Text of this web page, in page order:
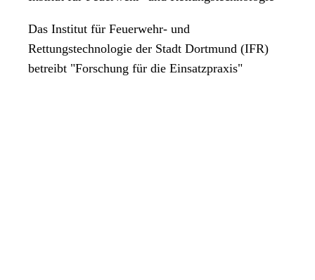
Das Institut für Feuerwehr- und
Rettungstechnologie der Stadt Dortmund (IFR)
betreibt "Forschung für die Einsatzpraxis"